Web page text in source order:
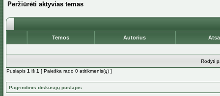
Peržiūrėti aktyvias temas
Temos Autorius
Rodyti
Puslapis 1 iš 1 [ Paieška rado 0 atitikmenis(ų) ]
Pagrindinis diskusijų puslapis